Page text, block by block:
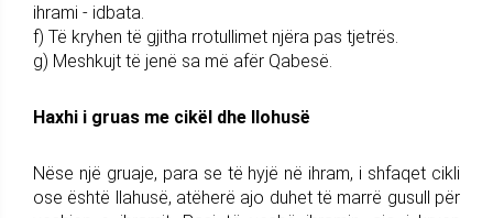
ihrami - idbata.
f) Të kryhen të gjitha rrotullimet njëra pas tjetrës.
g) Meshkujt të jenë sa më afër Qabesë.
Haxhi i gruas me cikël dhe llohusë
Nëse një gruaje, para se të hyjë në ihram, i shfaqet cikli
ose është llahusë, atëherë ajo duhet të marrë gusull për